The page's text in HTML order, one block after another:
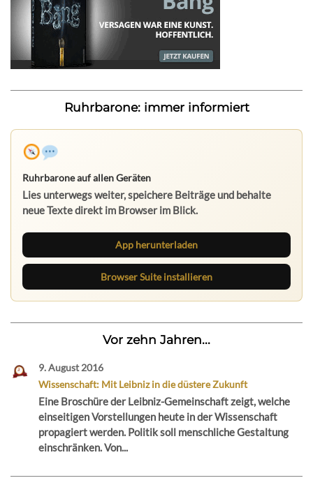
Ruhrbarone: immer informiert
Ruhrbarone auf allen Geräten
Lies unterwegs weiter, speichere Beiträge und behalte
neue Texte direkt im Browser im Blick.
App herunterladen
Browser Suite installieren
Vor zehn Jahren...
9. August 2016
Wissenschaft: Mit Leibniz in die düstere Zukunft
Eine Broschüre der Leibniz-Gemeinschaft zeigt, welche
einseitigen Vorstellungen heute in der Wissenschaft
propagiert werden. Politik soll menschliche Gestaltung
einschränken. Von...